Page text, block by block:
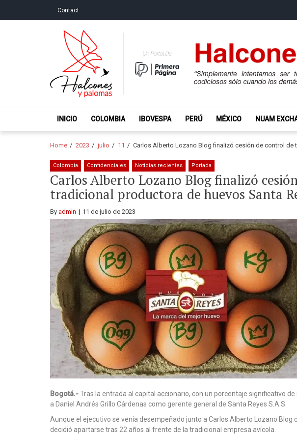
Contact
Halcones y Palomas
INICIO COLOMBIA IBOVESPA PERÚ MÉXICO NUAM
Home 2023 julio 11 Carlos Alberto Lozano Blog finalizó cesión de control de
Colombia Confidenciales Noticias recientes Portada
Carlos Alberto Lozano Blog finalizó
tradicional productora de huevos Santa
By admin 11 de julio de 2023
Bogotá.-Tras la entrada al capital accionario, con un porcentaje significativo
a Daniel Andrés Grillo Cárdenas como gerente general de Santa Reyes S.A.S.
Aunque el ejecutivo se venía desempeñado junto a Carlos Alberto Lozano Blog
decidió apartarse tras 22 años al frente de la tradicional empresa avícola.